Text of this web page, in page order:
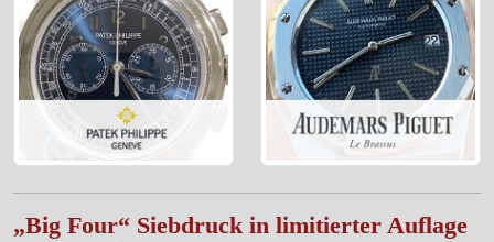
„Big Four“ Siebdruck in limitierter Auflage